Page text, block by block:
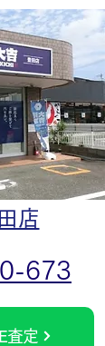
店
673
査定